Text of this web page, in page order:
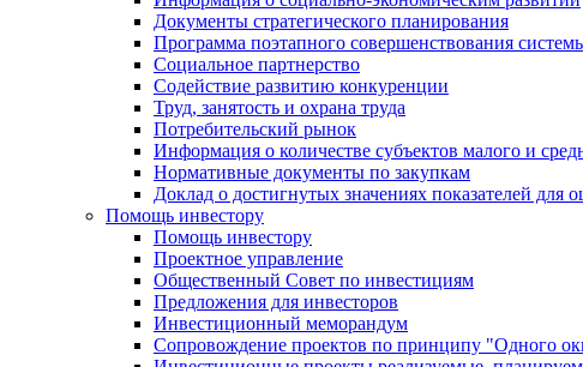
Документы стратегического планирования
Программа поэтапного совершенствования
Социальное партнерство
Содействие развитию конкуренции
Труд, занятость и охрана труда
Потребительский рынок
Информация о количестве субъектов малого и
Нормативные документы по закупкам
Доклад о достигнутых значениях показателей для
Помощь инвестору
Помощь инвестору
Проектное управление
Общественный Совет по инвестициям
Предложения для инвесторов
Инвестиционный меморандум
Сопровождение проектов по принципу "Oдного